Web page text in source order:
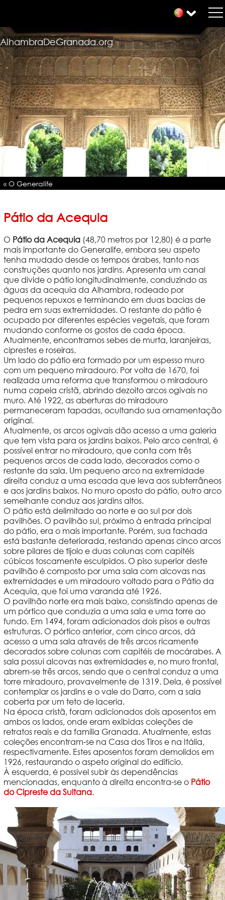
AlhambraDeGranada.org
« O Generalife
Pátio da Acequia
O Pátio da Acequia(48,70 metros por 12,80) é a parte
mais importante do Generalife, embora seu aspeto
tenha mudado desde os tempos árabes, tanto nas
construções quanto nos jardins. Apresenta um canal
que divide o pátio longitudinalmente, conduzindo as
águas da acequia da Alhambra, rodeado por
pequenos repuxos e terminando em duas bacias de
pedra em suas extremidades. O restante do pátio é
ocupado por diferentes espécies vegetais, que foram
mudando conforme os gostos de cada época.
Atualmente, encontramos sebes de murta, laranjeiras,
ciprestes e roseiras.
Um lado do pátio era formado por um espesso muro
com um pequeno miradouro. Por volta de 1670, foi
realizada uma reforma que transformou o miradouro
numa capela cristã, abrindo dezoito arcos ogivais no
muro. Até 1922, as aberturas do miradouro
permaneceram tapadas, ocultando sua ornamentação
original.
Atualmente, os arcos ogivais dão acesso a uma galeria
que tem vista para os jardins baixos. Pelo arco central, é
possível entrar no miradouro, que conta com três
pequenos arcos de cada lado, decorados como o
restante da sala. Um pequeno arco na extremidade
direita conduz a uma escada que leva aos subterrâneos
e aos jardins baixos. No muro oposto do pátio, outro arco
semelhante conduz aos jardins altos.
O pátio está delimitado ao norte e ao sul por dois
pavilhões. O pavilhão sul, próximo à entrada principal
do pátio, era o mais importante. Porém, sua fachada
está bastante deteriorada, restando apenas cinco arcos
sobre pilares de tijolo e duas colunas com capitéis
cúbicos toscamente esculpidos. O piso superior deste
pavilhão é composto por uma sala com alcovas nas
extremidades e um miradouro voltado para o Pátio da
Acequia, que foi uma varanda até 1926.
O pavilhão norte era mais baixo, consistindo apenas de
um pórtico que conduzia a uma sala e uma torre ao
fundo. Em 1494, foram adicionados dois pisos e outras
estruturas. O pórtico anterior, com cinco arcos, dá
acesso a uma sala através de três arcos ricamente
decorados sobre colunas com capitéis de mocárabes. A
sala possui alcovas nas extremidades e, no muro frontal,
abrem-se três arcos, sendo que o central conduz a uma
torre miradouro, provavelmente de 1319. Dela, é possível
contemplar os jardins e o vale do Darro, com a sala
coberta por um teto de laceria.
Na época cristã, foram adicionados dois aposentos em
ambos os lados, onde eram exibidas coleções de
retratos reais e da família Granada. Atualmente, estas
coleções encontram-se na Casa dos Tiros e na Itália,
respectivamente. Estes aposentos foram demolidos em
1926, restaurando o aspeto original do edifício.
À esquerda, é possível subir às dependências
mencionadas, enquanto à direita encontra-se o Pátio
do Cipreste da Sultana.